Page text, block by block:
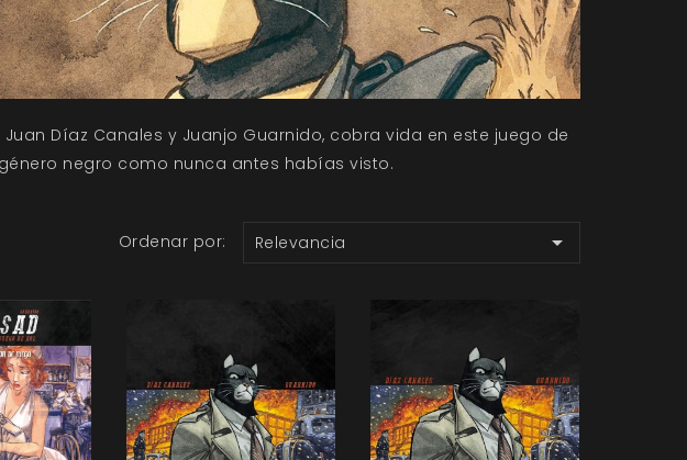
Díaz Canales y Juanjo Guarnido, cobra vida en este juego de
negro como nunca antes habías visto.
Ordenar por: Relevancia 